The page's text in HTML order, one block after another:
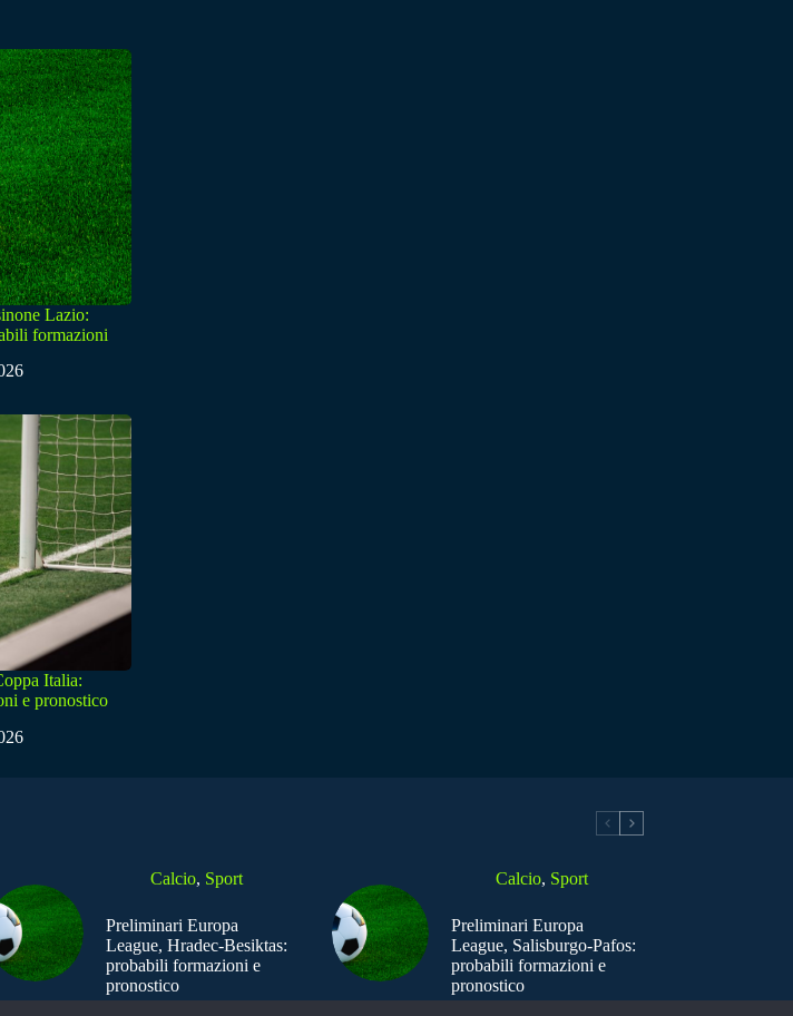
Lazio:
formazioni
Italia:
e pronostico
Calcio, Sport
Preliminari Europa
League, Hradec-Besiktas:
probabili formazioni e
pronostico
Calcio, Sport
Preliminari Europa
League, Salisburgo-Pafos:
probabili formazioni e
pronostico